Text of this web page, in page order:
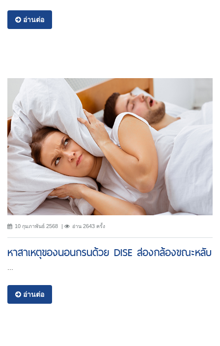
อ่านต่อ
10 กุมภาพันธ์ 2568 อ่าน 2643 ครั้ง
หาสาเหตุของนอนกรนด้วย DISE ส่องกล้องขณะหลับ
อ่านต่อ